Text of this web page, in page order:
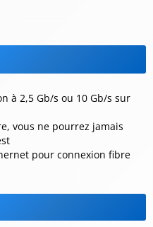
à 2,5 Gb/s ou 10 Gb/s sur
vous ne pourrez jamais
pour connexion fibre